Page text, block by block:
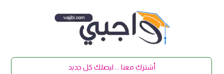
أشترك معنا ... ليصلك كل جديد